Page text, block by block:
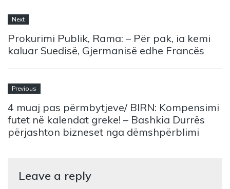
Next
Prokurimi Publik, Rama: – Për pak, ia kemi
kaluar Suedisë, Gjermanisë edhe Francës
Previous
4 muaj pas përmbytjeve/ BIRN: Kompensimi
futet në kalendat greke! – Bashkia Durrës
përjashton bizneset nga dëmshpërblimi
Leave a reply